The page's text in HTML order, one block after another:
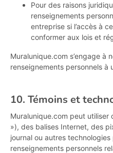
Pour des raisons
renseignements
entreprise si l’accès à
conformer aux lois et
Muralunique.com s’engage à
renseignements personnels à
10. Témoins et
Muralunique.com peut utiliser
»), des balises Internet, des
journal ou autres
renseignements personnels